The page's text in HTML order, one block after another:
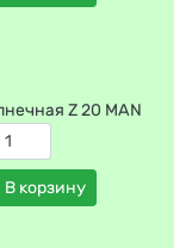
Z 20 MAN
В корзину